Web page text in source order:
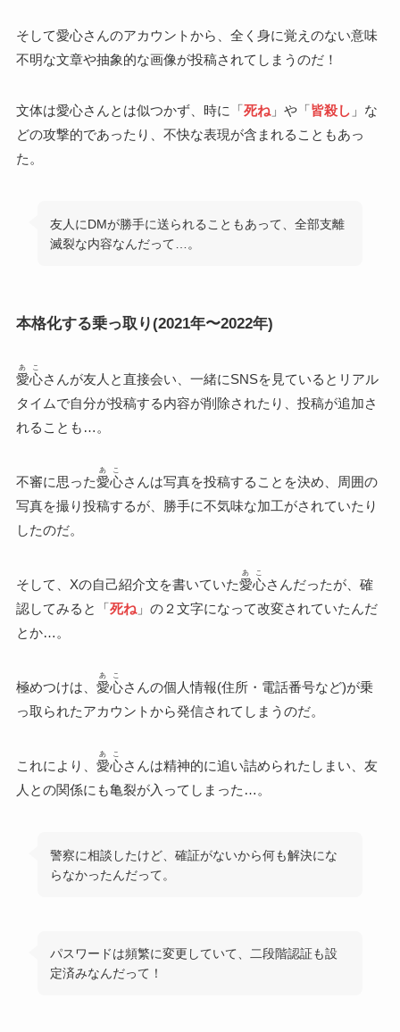
そして愛心さんのアカウントから、全く身に覚えのない意味
不明な文章や抽象的な画像が投稿されてしまうのだ！
文体は愛心さんとは似つかず、時に「 死ね」や「 皆殺し 」な
どの攻撃的であったり、不快な表現が含まれることもあっ
た。
友人にDMが勝手に送られることもあって、全部支離
滅裂な内容なんだって…。
本格化する乗っ取り(2021年〜2022年)
愛心
あこ
さんが友人と直接会い、一緒にSNSを見ているとリアル
タイムで自分が投稿する内容が削除されたり、投稿が追加さ
れることも…。
不審に思った愛心
あこ
さんは写真を投稿することを決め、周囲の
写真を撮り投稿するが、勝手に不気味な加工がされていたり
したのだ。
そして、Xの自己紹介文を書いていた愛心
あこ
さんだったが、確
認してみると「 死ね」の２文字になって改変されていたんだ
とか…。
極めつけは、 愛心
あこ
さんの個人情報(住所・電話番号など)が乗
っ取られたアカウントから発信されてしまうのだ。
これにより、 愛心
あこ
さんは精神的に追い詰められたしまい、友
人との関係にも亀裂が入ってしまった…。
警察に相談したけど、確証がないから何も解決にな
らなかったんだって。
パスワードは頻繁に変更していて、二段階認証も設
定済みなんだって！